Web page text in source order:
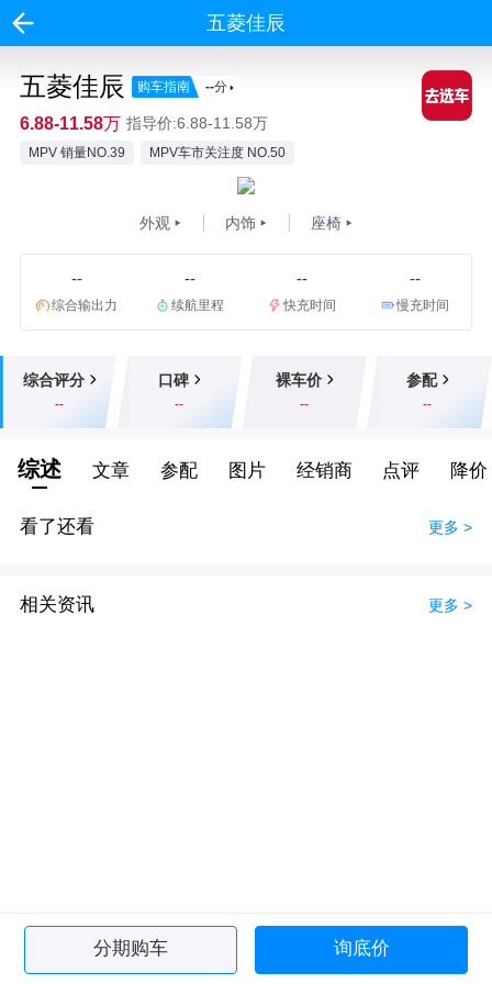
五菱佳辰
五菱佳辰 购车指南 --分
6.88-11.58万 指导价:6.88-11.58万
MPV 销量NO.39 MPV车市关注度 NO.50
外观 内饰 座椅
--
综合输出力
--
续航里程
--
快充时间
--
慢充时间
综合评分
--
口碑
--
裸车价
--
参配
--
综述 文章 参配 图片 经销商 点评 降价
看了还看 更多 >
相关资讯 更多 >
分期购车 询底价